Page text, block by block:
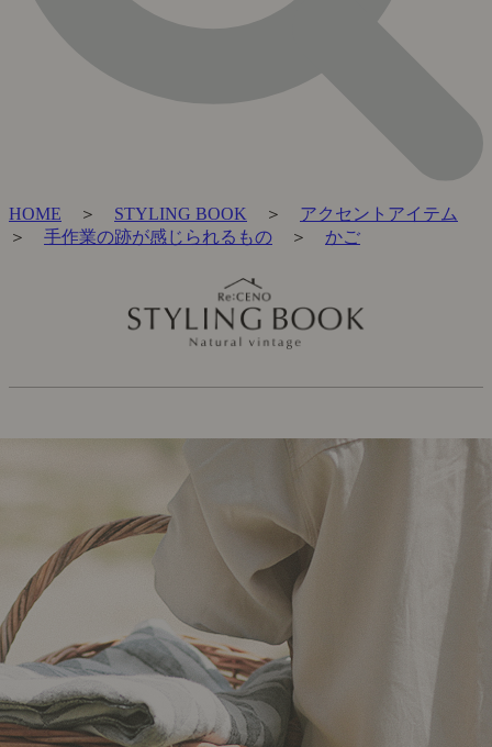
HOME ＞ STYLING BOOK ＞ アクセントアイテム
＞ 手作業の跡が感じられるもの ＞ かご